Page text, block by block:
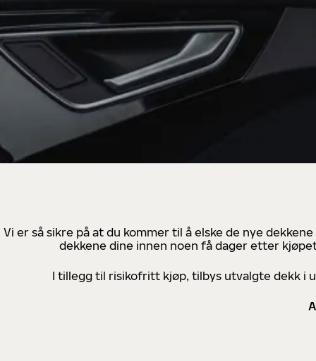
Vi er så sikre på at du kommer til å elske de nye
dekkene dine innen noen få dager etter
I tillegg til risikofritt kjøp, tilbys utvalgte dekk i